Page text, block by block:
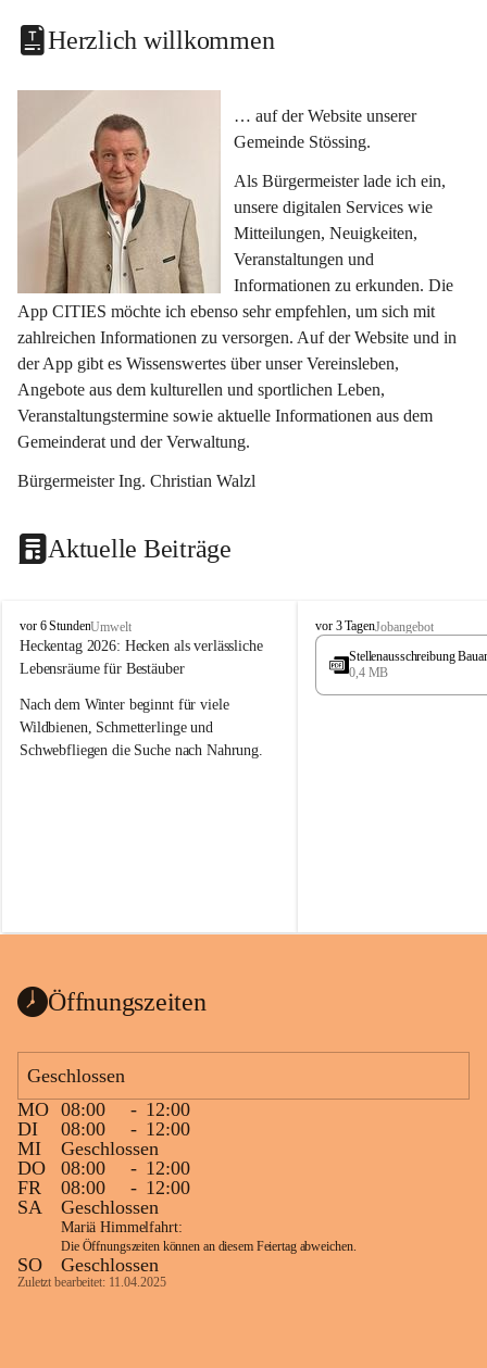
Herzlich willkommen
… auf der Website unserer
Gemeinde Stössing.
Als Bürgermeister lade ich ein,
unsere digitalen Services wie
Mitteilungen, Neuigkeiten,
Veranstaltungen und
Informationen zu erkunden. Die
App CITIES möchte ich ebenso sehr empfehlen, um sich mit
zahlreichen Informationen zu versorgen. Auf der Website und in
der App gibt es Wissenswertes über unser Vereinsleben,
Angebote aus dem kulturellen und sportlichen Leben,
Veranstaltungstermine sowie aktuelle Informationen aus dem
Gemeinderat und der Verwaltung.
Bürgermeister Ing. Christian Walzl
Aktuelle Beiträge
S
t
ö
s
i
n
vor 6 StundenUmwelt
Heckentag 2026: Hecken als verlässliche
Lebensräume für Bestäuber
Nach dem Winter beginnt für viele
Wildbienen, Schmetterlinge und
Schwebfliegen die Suche nach Nahrung.
können ab 1. September wieder heimische
Vielfalt in Gärten bringen und zugleich
Wie wichtig Hecken sind zeigt das
österreichweite Forschungsprojekt
„Heckenleben“ des Vereins Regionale
Gehölzvermehrung. Die Untersuchungen
machen deutlich, dass Bestäuber auf ein
möglichst durchgehendes
Nahrungsangebot angewiesen sind.
Heimische Hecken können
Versorgungslücken schließen, weil
unterschiedliche Gehölzarten zu
S
t
s
vor 3 TagenJobangebot
Stellenausschreibung
0,4 MB
Öffnungszeiten
Geschlossen
MO 08:00 - 12:00
DI
08:00 - 12:00
MI
Geschlossen
DO
08:00 - 12:00
FR
08:00 - 12:00
SA
Geschlossen
Mariä Himmelfahrt:
Die Öffnungszeiten können an diesem Feiertag abweichen.
SO Geschlossen
Zuletzt bearbeitet: 11.04.2025